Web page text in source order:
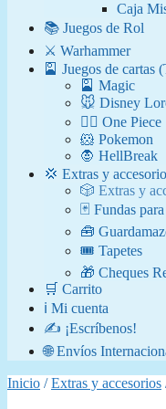
Caja
📚 Juegos de Rol
⚔️ Warhammer
🎴 Juegos de cartas
🎴 Magic
🐭 Disney
🏴‍☠️ One Piece
🐹 Pokemon
🧛​ HellBreak
💢 Extras y
🎲 Extras y
🃏 Fundas
🧰
🎟️ Tapetes
🎁 Cheques
🛒 Carrito
ℹ️ Mi cuenta
✍️ ¡Escríbenos!
🌐 Envíos
Inicio /Extras y accesorios